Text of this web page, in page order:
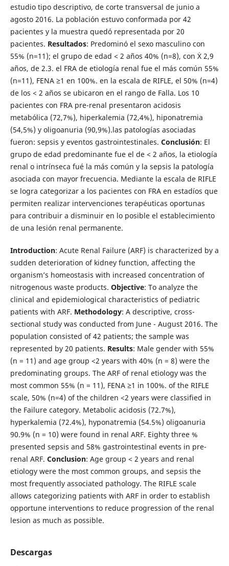
estudio tipo descriptivo, de corte transversal de junio a
agosto 2016. La población estuvo conformada por 42
pacientes y la muestra quedó representada por 20
pacientes. Resultados: Predominó el sexo masculino con
55% (n=11); el grupo de edad < 2 años 40% (n=8), con Ẋ 2,9
años, de 2.3. el FRA de etiología renal fue el más común 55%
(n=11), FENA ≥1 en 100%. en la escala de RIFLE, el 50% (n=4)
de los < 2 años se ubicaron en el rango de Falla. Los 10
pacientes con FRA pre-renal presentaron acidosis
metabólica (72,7%), hiperkalemia (72,4%), hiponatremia
(54,5%) y oligoanuria (90,9%).las patologías asociadas
fueron: sepsis y eventos gastrointestinales. Conclusión: El
grupo de edad predominante fue el de < 2 años, la etiología
renal o intrínseca fué la más común y la sepsis la patología
asociada con mayor frecuencia. Mediante la escala de RIFLE
se logra categorizar a los pacientes con FRA en estadíos que
permiten realizar intervenciones terapéuticas oportunas
para contribuir a disminuir en lo posible el establecimiento
de una lesión renal permanente.
Introduction: Acute Renal Failure (ARF) is characterized by a
sudden deterioration of kidney function, affecting the
organism’s homeostasis with increased concentration of
nitrogenous waste products. Objective: To analyze the
clinical and epidemiological characteristics of pediatric
patients with ARF. Methodology: A descriptive, cross-
sectional study was conducted from June - August 2016. The
population consisted of 42 patients; the sample was
represented by 20 patients. Results: Male gender with 55%
(n = 11) and age group <2 years with 40% (n = 8) were the
predominating groups. The ARF of renal etiology was the
most common 55% (n = 11), FENA ≥1 in 100%. of the RIFLE
scale, 50% (n=4) of the children <2 years were classified in
the Failure category. Metabolic acidosis (72.7%),
hyperkalemia (72.4%), hyponatremia (54.5%) oligoanuria
90.9% (n = 10) were found in renal ARF. Eighty three %
presented sepsis and 58% gastrointestinal events in pre-
renal ARF. Conclusion: Age group < 2 years and renal
etiology were the most common groups, and sepsis the
most frequently associated pathology. The RIFLE scale
allows categorizing patients with ARF in order to establish
opportune interventions to reduce progression of the renal
lesion as much as possible.
Descargas